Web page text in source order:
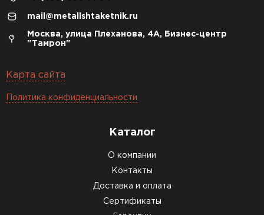
mail@metallshtaketnik.ru
Москва, улица Плеханова, 4А, Бизнес-центр
"Тамрон"
Карта сайта
Политика конфиденциальности
Каталог
О компании
Контакты
Доставка и оплата
Сертификаты